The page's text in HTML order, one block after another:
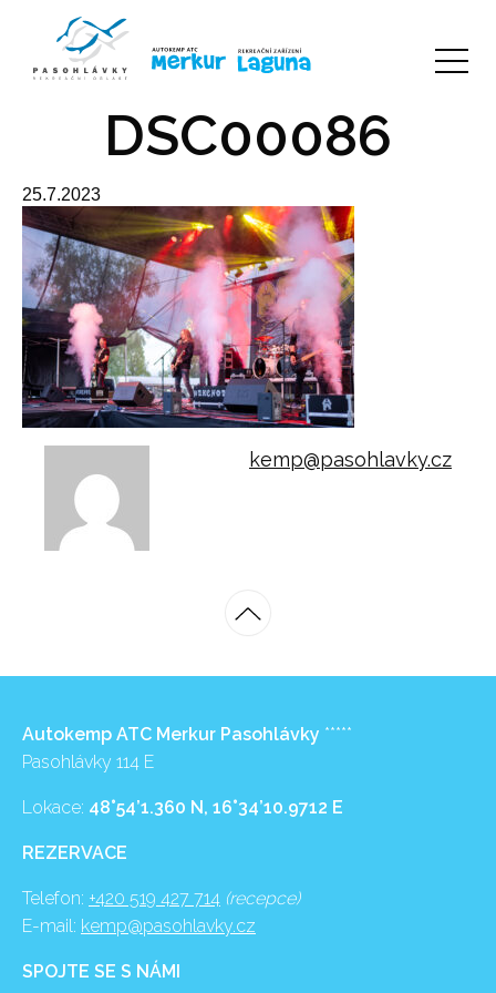
DSC00086
25.7.2023
kemp@pasohlavky.cz
Autokemp ATC Merkur Pasohlávky *****
Pasohlávky 114 E
Lokace: 48°54’1.360 N, 16°34’10.9712 E
REZERVACE
Telefon: +420 519 427 714 (recepce)
E-mail: kemp@pasohlavky.cz
SPOJTE SE S NÁMI